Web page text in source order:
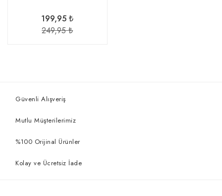
199,95 ₺
249,95 ₺
Güvenli Alışveriş
Mutlu Müşterilerimiz
%100 Orijinal Ürünler
Kolay ve Ücretsiz İade